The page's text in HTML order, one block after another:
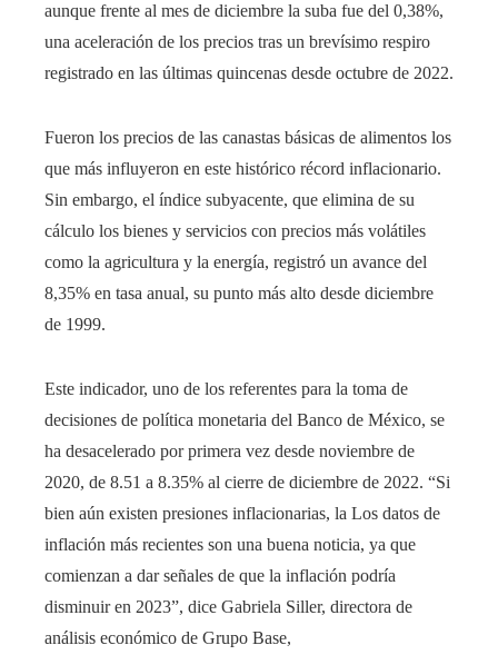
aunque frente al mes de diciembre la suba fue del 0,38%,
una aceleración de los precios tras un brevísimo respiro
registrado en las últimas quincenas desde octubre de 2022.
Fueron los precios de las canastas básicas de alimentos los
que más influyeron en este histórico récord inflacionario.
Sin embargo, el índice subyacente, que elimina de su
cálculo los bienes y servicios con precios más volátiles
como la agricultura y la energía, registró un avance del
8,35% en tasa anual, su punto más alto desde diciembre
de 1999.
Este indicador, uno de los referentes para la toma de
decisiones de política monetaria del Banco de México, se
ha desacelerado por primera vez desde noviembre de
2020, de 8.51 a 8.35% al ​​cierre de diciembre de 2022. “Si
bien aún existen presiones inflacionarias, la Los datos de
inflación más recientes son una buena noticia, ya que
comienzan a dar señales de que la inflación podría
disminuir en 2023”, dice Gabriela Siller, directora de
análisis económico de Grupo Base,